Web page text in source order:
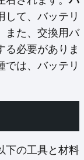
して、バッテリ
また、交換用バ
る必要がありま
では、バッテリ
下の工具と材料